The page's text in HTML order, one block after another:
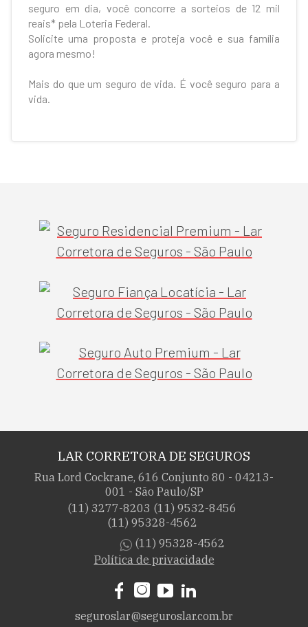
seguro em dia, você concorre a sorteios de 12 mil
reais* pela Loteria Federal.
Solicite uma proposta e proteja você e sua família
agora mesmo!
Mais do que um seguro de vida. É você seguro para a
vida.
LAR CORRETORA DE SEGUROS
Rua Lord Cockrane, 616 Conjunto 80 - 04213-
001 - São Paulo/SP
(11) 3277-8203 (11) 9532-8456
(11) 95328-4562
(11) 95328-4562
Política de privacidade
seguroslar@seguroslar.com.br